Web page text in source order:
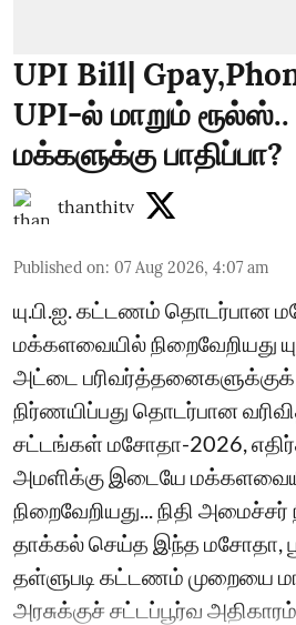
UPI Bill|
UPI-ல் மாறும்
மக்களுக்கு பாதிப்பா?
thanthitv
Published on: 07 Aug 2026, 4:07 am
யு.பி.ஐ. கட்டணம் தொடர்பான
மக்களவையில் நிறைவேறியது
அட்டை
நிர்ணயிப்பது தொடர்பான
சட்டங்கள் மசோதா-2026,
அமளிக்கு இடையே
நிறைவேறியது... நிதி
தாக்கல் செய்த இந்த மசோதா,
தள்ளுபடி கட்டணம் முறையை
அரசுக்குச் சட்டப்பூர்வ அதிகாரம்